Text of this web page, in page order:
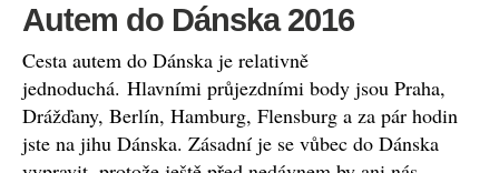
Autem do Dánska 2016
Cesta autem do Dánska je relativně
jednoduchá. Hlavními průjezdními body jsou Praha,
Drážďany, Berlín, Hamburg, Flensburg a za pár hodin
jste na jihu Dánska. Zásadní je se vůbec do Dánska